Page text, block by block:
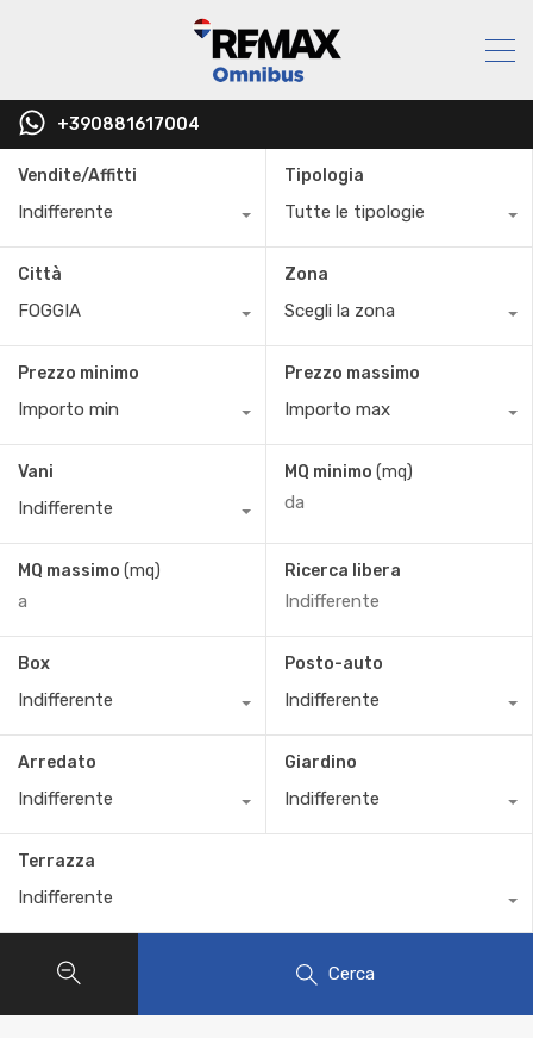
+390881617004
Vendite/Affitti
Indifferente
Tipologia
Tutte le tipologie
Città
FOGGIA
Zona
Scegli la zona
Prezzo minimo
Importo min
Prezzo massimo
Importo max
Vani
Indifferente
MQ minimo (mq)
MQ massimo (mq) Ricerca libera
Box
Indifferente
Posto-auto
Indifferente
Arredato
Indifferente
Giardino
Indifferente
Terrazza
Indifferente
Cerca